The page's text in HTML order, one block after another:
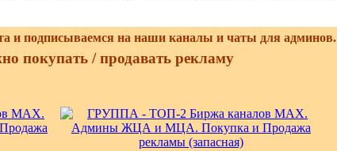
и подписываемся на наши каналы и чаты для админов.
покупать / продавать рекламу